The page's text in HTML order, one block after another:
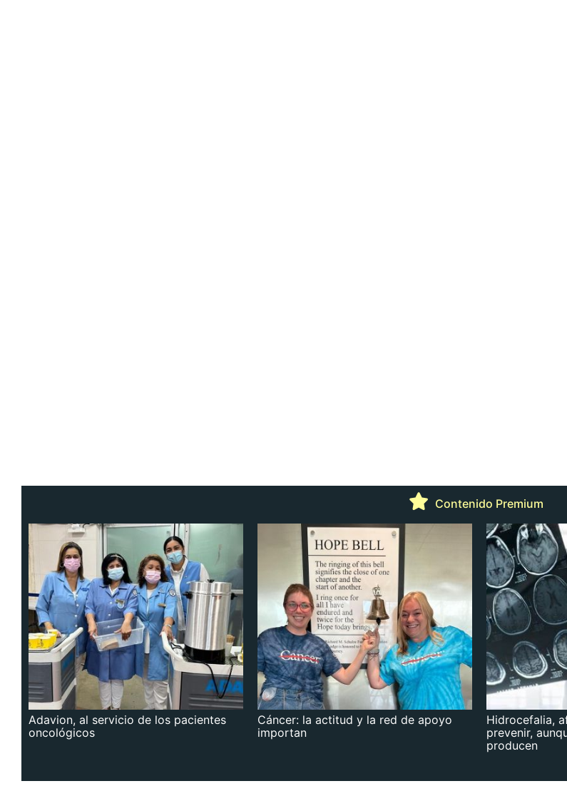
Contenido Premium
Adavion, al servicio de los pacientes
oncológicos
Cáncer: la actitud y la red de apoyo
importan
Hidrocefalia,
prevenir,
producen